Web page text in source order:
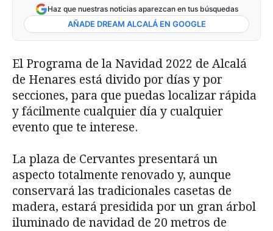
Haz que nuestras noticias aparezcan en tus búsquedas
AÑADE DREAM ALCALÁ EN GOOGLE
El Programa de la Navidad 2022 de Alcalá
de Henares está divido por días y por
secciones, para que puedas localizar rápida
y fácilmente cualquier día y cualquier
evento que te interese.
La plaza de Cervantes presentará un
aspecto totalmente renovado y, aunque
conservará las tradicionales casetas de
madera, estará presidida por un gran árbol
iluminado de navidad de 20 metros de